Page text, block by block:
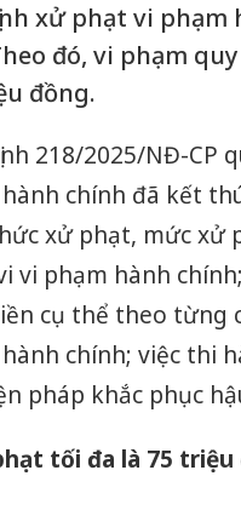
xử phạt vi
đó, vi phạm
đồng.
218/2025/NĐ-CP
chính đã kết
xử phạt, mức xử
vi phạm hành
cụ thể theo từng
chính; việc thi
pháp khắc phục
tối đa là 75